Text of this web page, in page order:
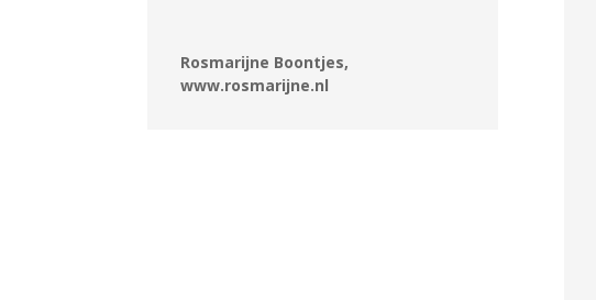
Rosmarijne Boontjes,
www.rosmarijne.nl